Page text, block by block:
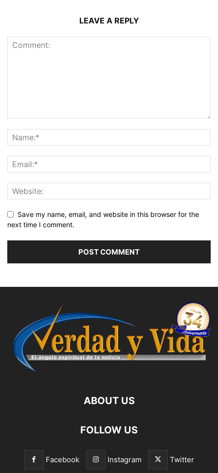
LEAVE A REPLY
Save my name, email, and website in this browser for the
next time I comment.
ABOUT US
FOLLOW US
Facebook Instagram Twitter